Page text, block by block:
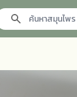
Search icon